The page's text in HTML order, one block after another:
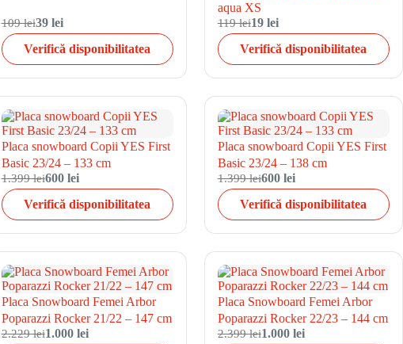
109 lei39 lei
Verifică disponibilitatea
aqua XS
119 lei19 lei
Verifică disponibilitatea
Placa snowboard Copii YES First
Basic 23/24 – 133 cm
1.399 lei600 lei
Verifică disponibilitatea
Placa snowboard Copii YES First
Basic 23/24 – 138 cm
1.399 lei600 lei
Verifică disponibilitatea
Placa Snowboard Femei Arbor
Poparazzi Rocker 21/22 – 147 cm
2.229 lei1.000 lei
Placa Snowboard Femei Arbor
Poparazzi Rocker 22/23 – 144 cm
2.399 lei1.000 lei